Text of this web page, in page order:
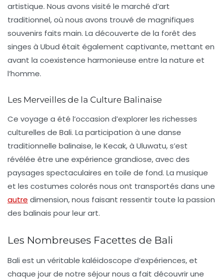
artistique. Nous avons visité le marché d’art
traditionnel, où nous avons trouvé de magnifiques
souvenirs faits main. La découverte de la forêt des
singes à Ubud était également captivante, mettant en
avant la coexistence harmonieuse entre la nature et
l’homme.
Les Merveilles de la Culture Balinaise
Ce voyage a été l’occasion d’explorer les richesses
culturelles de Bali. La participation à une danse
traditionnelle balinaise, le Kecak, à Uluwatu, s’est
révélée être une expérience grandiose, avec des
paysages spectaculaires en toile de fond. La musique
et les costumes colorés nous ont transportés dans une
autre dimension, nous faisant ressentir toute la passion
des balinais pour leur art.
Les Nombreuses Facettes de Bali
Bali est un véritable kaléidoscope d’expériences, et
chaque jour de notre séjour nous a fait découvrir une